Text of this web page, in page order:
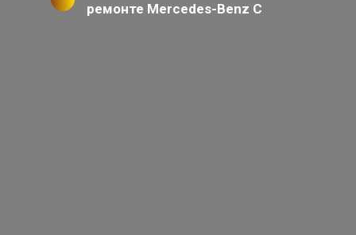
ремонте Mercedes-Benz C